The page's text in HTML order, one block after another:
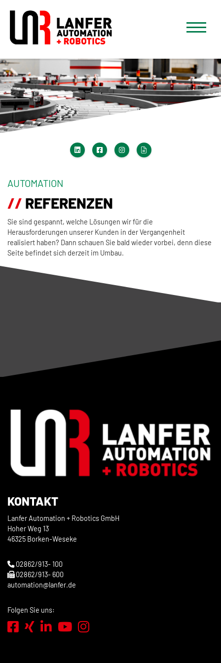
AUTOMATION
REFERENZEN
Sie sind gespannt, welche Lösungen wir für die
Herausforderungen unserer Kunden in der Vergangenheit
realisiert haben? Dann schauen Sie bald wieder vorbei, denn diese
Seite befindet sich derzeit im Umbau.
KONTAKT
Lanfer Automation + Robotics GmbH
Hoher Weg 13
46325 Borken-Weseke
02862/913- 100
02862/913- 600
automation@lanfer.de
Folgen Sie uns: